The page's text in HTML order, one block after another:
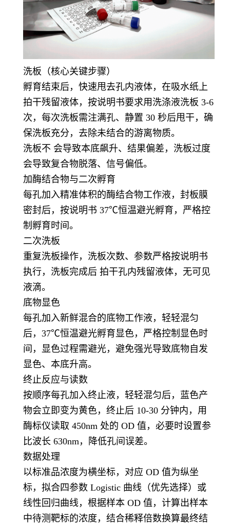
洗板（核心关键步骤）
孵育结束后，快速甩去孔内液体，在吸水纸上
拍干残留液体，按说明书要求用洗涤液洗板 3-6
次，每次洗板需注满孔、静置 30 秒后甩干，确
保洗板充分，去除未结合的游离物质。
洗板不 会导致本底飙升、结果偏差，洗板过度
会导致复合物脱落、信号偏低。
加酶结合物与二次孵育
每孔加入精准体积的酶结合物工作液，封板膜
密封后，按说明书 37℃恒温避光孵育，严格控
制孵育时间。
二次洗板
重复洗板操作，洗板次数、参数严格按说明书
执行，洗板完成后 拍干孔内残留液体，无可见
液滴。
底物显色
每孔加入新鲜混合的底物工作液，轻轻混匀
后，37℃恒温避光孵育显色，严格控制显色时
间，显色过程需避光，避免强光导致底物自发
显色、本底升高。
终止反应与读数
按顺序每孔加入终止液，轻轻混匀后，蓝色产
物会立即变为黄色，终止后 10-30 分钟内，用
酶标仪读取 450nm 处的 OD 值，必要时设置参
比波长 630nm，降低孔间误差。
数据处理
以标准品浓度为横坐标，对应 OD 值为纵坐
标，拟合四参数 Logistic 曲线（优先选择）或
线性回归曲线，根据样本 OD 值，计算出样本
中待测靶标的浓度，结合稀释倍数换算最终结